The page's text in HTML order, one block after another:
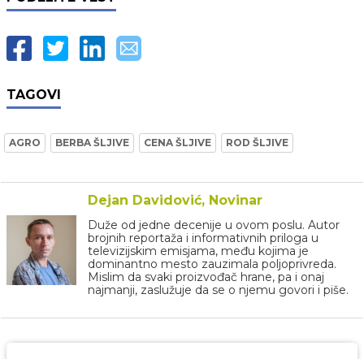
TAGOVI
AGRO BERBA ŠLJIVE CENA ŠLJIVE ROD ŠLJIVE
Dejan Davidović, Novinar
Duže od jedne decenije u ovom poslu. Autor
brojnih reportaža i informativnih priloga u
televizijskim emisjama, među kojima je
dominantno mesto zauzimala poljoprivreda.
Mislim da svaki proizvođač hrane, pa i onaj
najmanji, zaslužuje da se o njemu govori i piše.